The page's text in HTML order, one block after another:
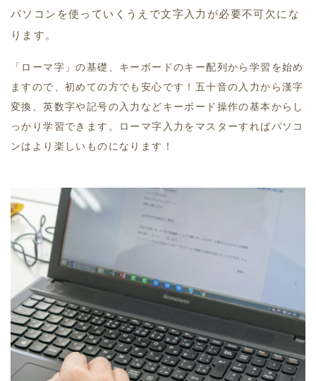
パソコンを使っていくうえで文字入力が必要不可欠にな
ります。
「ローマ字」の基礎、キーボードのキー配列から学習を始め
ますので、初めての方でも安心です！五十音の入力から漢字
変換、英数字や記号の入力などキーボード操作の基本からし
っかり学習できます。ローマ字入力をマスターすればパソコ
ンはより楽しいものになります！